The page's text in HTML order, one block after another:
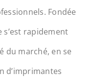
Fondée
s’est rapidement
du marché, en se
d’imprimantes